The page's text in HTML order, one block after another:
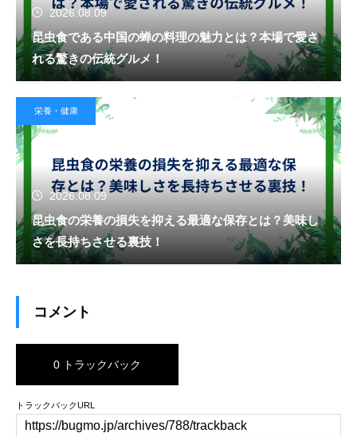
2026.08.09
昆虫食である中国の蝉の料理の魅力とは？本場で愛さ
れる驚きの伝統グルメ！
栄養・健康
2026.08.09
昆虫食の栄養の損失を抑える最適な保存とは？美味し
さを長持ちさせる裏技！
コメント
0 トラックバック
トラックバックURL